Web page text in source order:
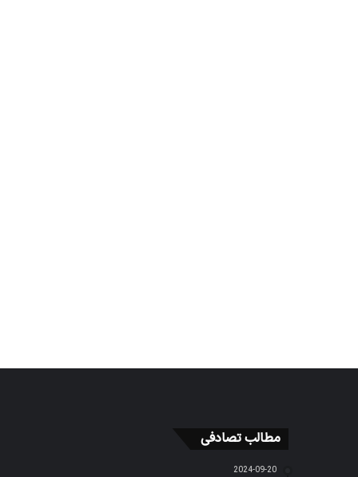
مطالب تصادفی
2024-09-20